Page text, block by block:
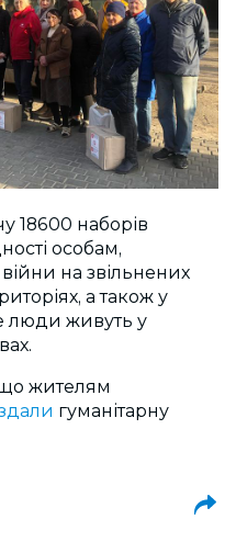
18600 наборів
особам,
на звільнених
а також у
люди живуть у
жителям
гуманітарну